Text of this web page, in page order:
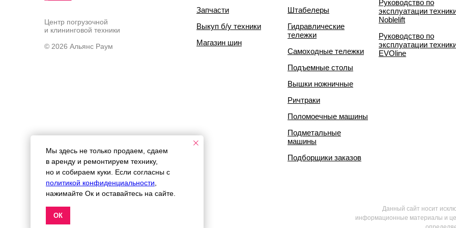
Центр погрузочной
и клининговой техники
© 2026 Альянс Раум
Запчасти
Выкуп б/у техники
Магазин шин
Штабелеры
Гидравлические
тележки
Самоходные тележки
Подъемные столы
Вышки ножничные
Ричтраки
Поломоечные машины
Подметальные
машины
Подборщики заказов
Руководство по
эксплуатации
Noblelift
Руководство по
эксплуатации
EVOline
Данный сайт носит
информационные материалы и
Мы здесь не только продаем, сдаем
в аренду и ремонтируем технику,
но и собираем куки. Если согласны с
политикой конфиденциальности,
нажимайте Ок и оставайтесь на сайте.
ОК